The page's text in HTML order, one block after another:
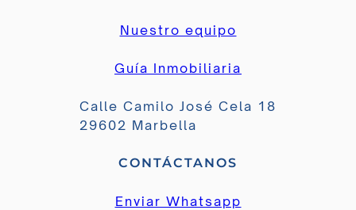
Nuestro equipo
Guía Inmobiliaria
Calle Camilo José Cela 18
29602 Marbella
CONTÁCTANOS
Enviar Whatsapp